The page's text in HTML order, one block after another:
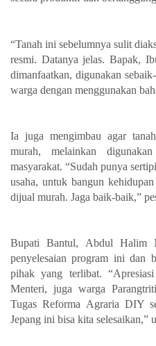
“Tanah ini sebelumnya sulit
resmi. Datanya jelas. Bapak,
dimanfaatkan, digunakan
warga dengan menggunakan
Ia juga mengimbau agar
murah, melainkan
masyarakat. “Sudah punya
usaha, untuk bangun
dijual murah. Jaga baik-baik,”
Bupati Bantul, Abdul Halim
penyelesaian program ini dan
pihak yang terlibat.
Menteri, juga warga
Tugas Reforma Agraria DIY
Jepang ini bisa kita selesaikan,”